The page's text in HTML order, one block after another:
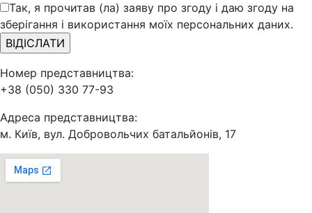
Так, я прочитав (ла) заяву про згоду і даю згоду на
зберігання і використання моїх персональних даних.
Номер представництва:
+38 (050) 330 77-93
Адреса представництва:
м. Київ, вул. Добровольчих батальйонів, 17